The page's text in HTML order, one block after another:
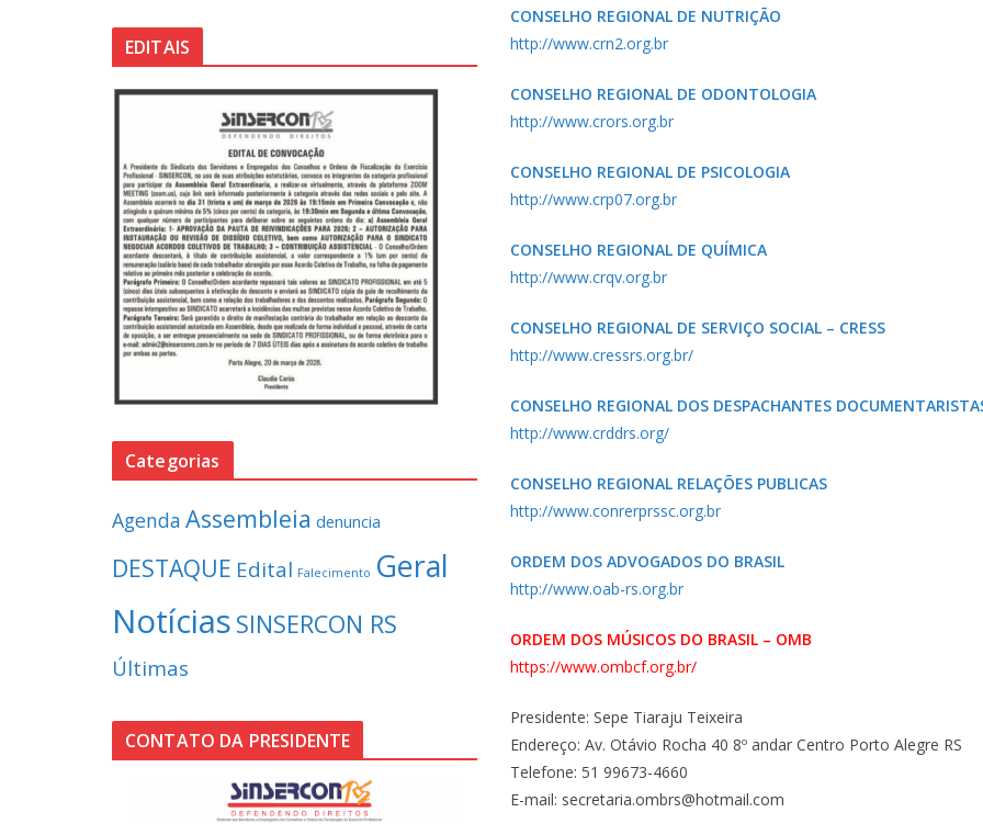
CONSELHO REGIONAL DE NUTRIÇÃO
http://www.crn2.org.br
CONSELHO REGIONAL DE ODONTOLOGIA
http://www.crors.org.br
CONSELHO REGIONAL DE PSICOLOGIA
http://www.crp07.org.br
CONSELHO REGIONAL DE QUÍMICA
http://www.crqv.org.br
CONSELHO REGIONAL DE SERVIÇO SOCIAL – CRESS
http://www.cressrs.org.br/
CONSELHO REGIONAL DOS DESPACHANTES
http://www.crddrs.org/
CONSELHO REGIONAL RELAÇÕES PUBLICAS
http://www.conrerprssc.org.br
ORDEM DOS ADVOGADOS DO BRASIL
http://www.oab-rs.org.br
ORDEM DOS MÚSICOS DO BRASIL – OMB
https://www.ombcf.org.br/
Presidente: Sepe Tiaraju Teixeira
Endereço: Av. Otávio Rocha 40 8º andar Centro Porto Alegre RS
Telefone: 51 99673-4660
E-mail: secretaria.ombrs@hotmail.com
EDITAIS
Categorias
Agenda Assembleia denuncia
DESTAQUE Edital Falecimento Geral
Notícias SINSERCON RS
Últimas
CONTATO DA PRESIDENTE